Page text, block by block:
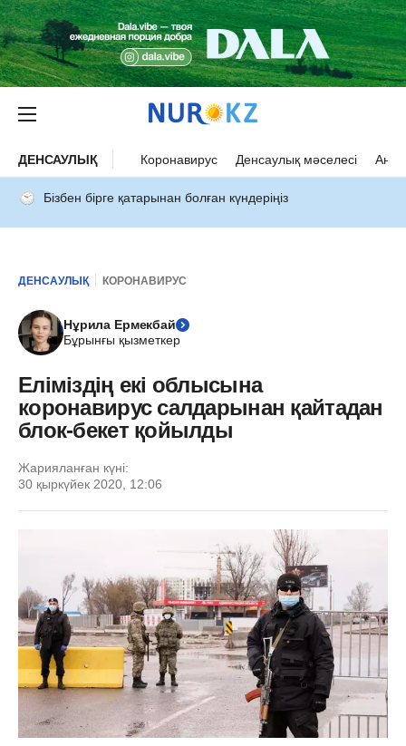
ДЕНСАУЛЫҚ Коронавирус Денсаулық мәселесі Ана
Бізбен бірге қатарынан болған күндеріңіз
ДЕНСАУЛЫҚ КОРОНАВИРУС
Нұрила Ермекбай
Бұрынғы қызметкер
Еліміздің екі облысына
коронавирус салдарынан қайтадан
блок-бекет қойылды
Жарияланған күні:
30 қыркүйек 2020, 12:06